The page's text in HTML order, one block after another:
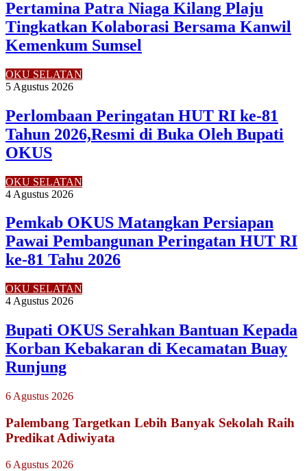
Pertamina Patra Niaga Kilang Plaju
Tingkatkan Kolaborasi Bersama Kanwil
Kemenkum Sumsel
OKU SELATAN
5 Agustus 2026
Perlombaan Peringatan HUT RI ke-81
Tahun 2026,Resmi di Buka Oleh Bupati
OKUS
OKU SELATAN
4 Agustus 2026
Pemkab OKUS Matangkan Persiapan
Pawai Pembangunan Peringatan HUT RI
ke-81 Tahu 2026
OKU SELATAN
4 Agustus 2026
Bupati OKUS Serahkan Bantuan Kepada
Korban Kebakaran di Kecamatan Buay
Runjung
6 Agustus 2026
Palembang Targetkan Lebih Banyak Sekolah Raih
Predikat Adiwiyata
6 Agustus 2026